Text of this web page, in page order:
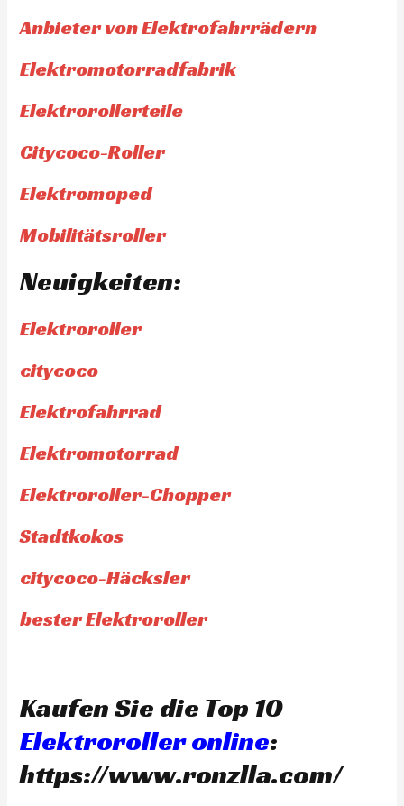
Anbieter von Elektrofahrrädern
Elektromotorradfabrik
Elektrorollerteile
Citycoco-Roller
Elektromoped
Mobilitätsroller
Neuigkeiten:
Elektroroller
citycoco
Elektrofahrrad
Elektromotorrad
Elektroroller-Chopper
Stadtkokos
citycoco-Häcksler
bester Elektroroller
Kaufen Sie die Top 10
Elektroroller online:
https://www.ronzlla.com/